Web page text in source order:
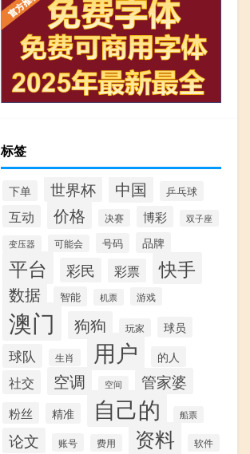
标签
下单 世界杯 中国 乒乓球
互动 价格 决赛 博彩 双子座
变压器 可能会 号码 品牌
平台 彩民 彩票 快手
数据 智能 机票 游戏
澳门 狗狗 玩家 球员
球队 生肖 用户 的人
社交 空调 空间 管家婆
粉丝 精准 自己的 船票
论文 账号 费用 资料 软件